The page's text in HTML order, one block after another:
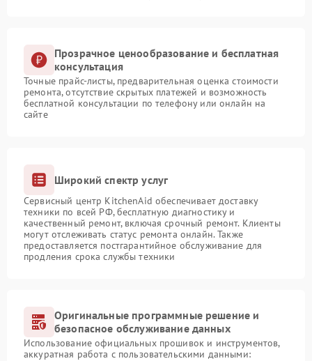
Прозрачное ценообразование и бесплатная
консультация
Точные прайс-листы, предварительная оценка стоимости
ремонта, отсутствие скрытых платежей и возможность
бесплатной консультации по телефону или онлайн на
сайте
Широкий спектр услуг
Сервисный центр KitchenAid обеспечивает доставку
техники по всей РФ, бесплатную диагностику и
качественный ремонт, включая срочный ремонт. Клиенты
могут отслеживать статус ремонта онлайн. Также
предоставляется постгарантийное обслуживание для
продления срока службы техники
Оригинальные программные решение и
безопасное обслуживание данных
Использование официальных прошивок и инструментов,
аккуратная работа с пользовательскими данными: